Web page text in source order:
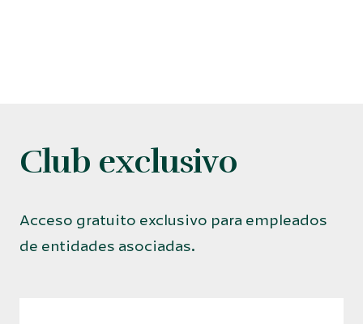
Club exclusivo
Acceso gratuito exclusivo para empleados
de entidades asociadas.